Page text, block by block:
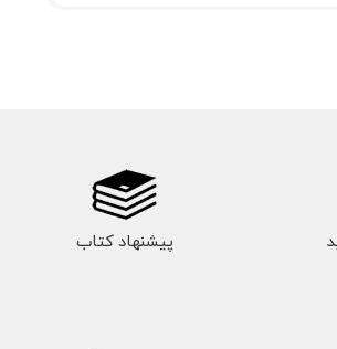
پیشنهاد کتاب